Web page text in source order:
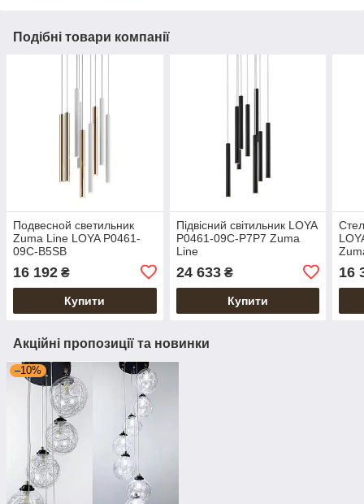
Подібні товари компанії
Подвесной светильник
Zuma Line LOYA P0461-
09C-B5SB
16 192 ₴
Купити
Підвісний світильник LOYA
P0461-09C-P7P7 Zuma
Line
24 633₴
Купити
16
Акційні пропозиції та новинки
–10%